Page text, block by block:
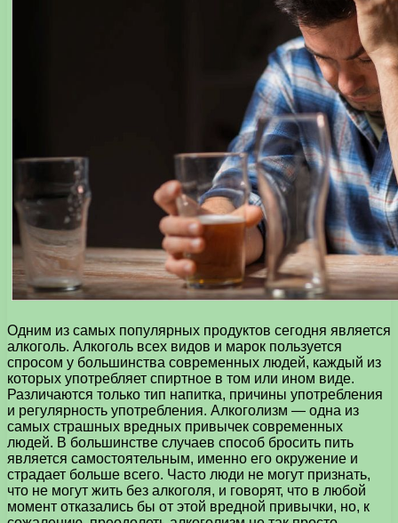
Одним из самых популярных продуктов сегодня является
алкоголь. Алкоголь всех видов и марок пользуется
спросом у большинства современных людей, каждый из
которых употребляет спиртное в том или ином виде.
Различаются только тип напитка, причины употребления
и регулярность употребления. Алкоголизм — одна из
самых страшных вредных привычек современных
людей. В большинстве случаев способ бросить пить
является самостоятельным, именно его окружение и
страдает больше всего. Часто люди не могут признать,
что не могут жить без алкоголя, и говорят, что в любой
момент отказались бы от этой вредной привычки, но, к